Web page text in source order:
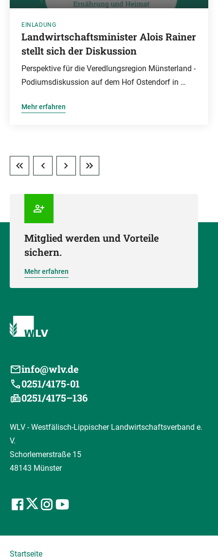
EINLADUNG
Landwirtschaftsminister Alois Rainer
stellt sich der Diskussion
Perspektive für die Veredlungsregion Münsterland -
Podiumsdiskussion auf dem Hof Ostendorf in …
Mehr erfahren
Mitglied werden und Vorteile
sichern.
Mehr erfahren
info@wlv.de
0251/4175-01
0251/4175–136
WLV - Westfälisch-Lippischer Landwirtschaftsverband e.
V.
Schorlemerstraße 15
48143 Münster
Startseite